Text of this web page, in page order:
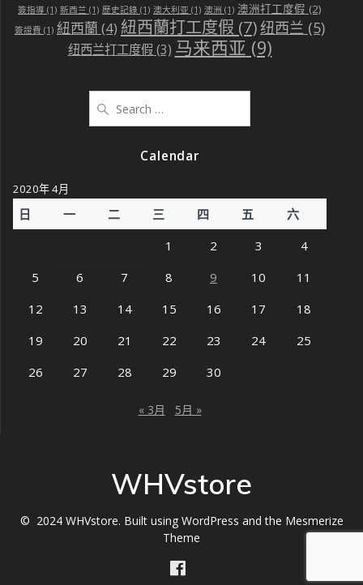
簽指導 (1) 新西兰 (1) 歷史記錄 (1) 澳大利亚 (1) 澳洲 (1) 澳洲打工度假 (2)
簽證費 (1) 紐西蘭 (4) 紐西蘭打工度假 (7) 纽西兰 (5)
纽西兰打工度假 (3) 马来西亚 (9)
for:
Calendar
2020年 4月
日 一 二 三 四 五
六
1
2 3
4
5
6 7 8 9 10
11
12
13 14 15 16 17
18
19
20 21 22 23 24
25
26
27 28 29 30
« 3月 5月 »
WHVstore
© 2024 WHVstore. Built using WordPress and the Mesmerize
Theme